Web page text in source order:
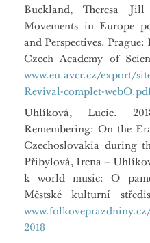
Buckland, Theresa
Movements in Europe
and Perspectives.
Czech Academy of
www.eu.avcr.cz/export/
Revival-complet-
Uhlíková, Lucie.
Remembering: On the
Czechoslovakia during
Přibylová, Irena –
k world music: O
Městské kulturní
2018